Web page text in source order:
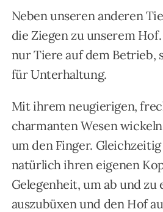
Neben unseren anderen
die Ziegen zu unserem
nur Tiere auf dem Betrieb,
für Unterhaltung.
Mit ihrem neugierigen,
charmanten Wesen
um den Finger.
natürlich ihren eigenen
Gelegenheit, um ab und zu
auszubüxen und den Hof